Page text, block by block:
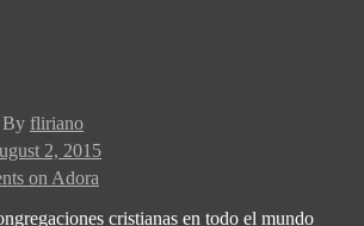
By fliriano
2, 2015
on Adora
cristianas en todo el mundo